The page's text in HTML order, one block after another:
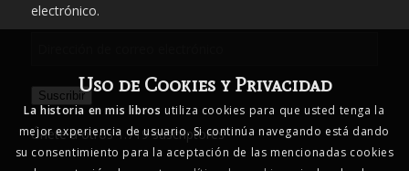
electrónico.
correo
electrónico
Suscribir
Únete a otros 1.719 suscriptores
Uso de Cookies y Privacidad
La historia en mis libros utiliza cookies para que usted tenga la
mejor experiencia de usuario. Si continúa navegando está dando
su consentimiento para la aceptación de las mencionadas cookies